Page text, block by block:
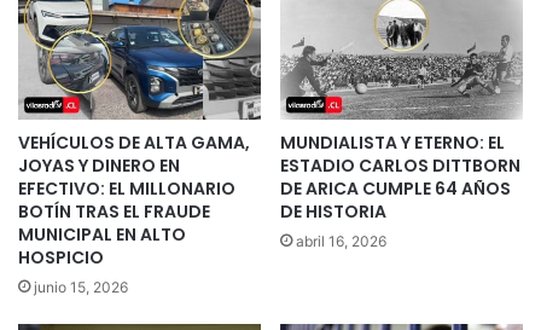
VEHÍCULOS DE ALTA GAMA,
JOYAS Y DINERO EN
EFECTIVO: EL MILLONARIO
BOTÍN TRAS EL FRAUDE
MUNICIPAL EN ALTO
HOSPICIO
junio 15, 2026
MUNDIALISTA Y ETERNO: EL
ESTADIO CARLOS DITTBORN
DE ARICA CUMPLE 64 AÑOS
DE HISTORIA
abril 16, 2026